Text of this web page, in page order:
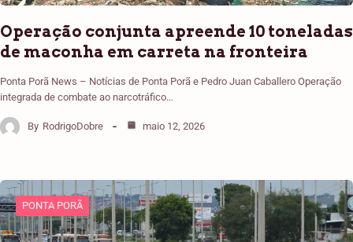
Operação conjunta apreende 10 toneladas
de maconha em carreta na fronteira
Ponta Porã News – Notícias de Ponta Porã e Pedro Juan Caballero Operação
integrada de combate ao narcotráfico…
By RodrigoDobre maio 12, 2026
PONTA PORÃ